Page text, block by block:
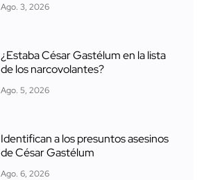
Ago. 3, 2026
¿Estaba César Gastélum en la lista
de los narcovolantes?
Ago. 5, 2026
Identifican a los presuntos asesinos
de César Gastélum
Ago. 6, 2026